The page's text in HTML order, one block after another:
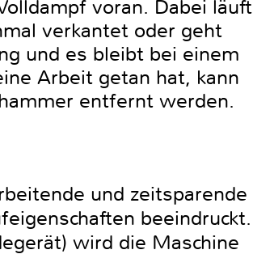
voran. Dabei läuft
verkantet oder geht
und es bleibt bei einem
Arbeit getan hat, kann
entfernt werden.
und zeitsparende
beeindruckt.
wird die Maschine